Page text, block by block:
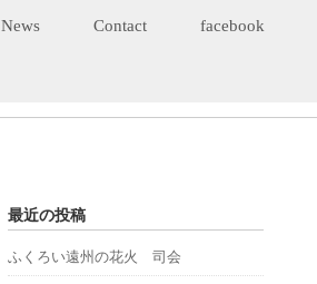
News Contact facebook
最近の投稿
ふくろい遠州の花火 司会